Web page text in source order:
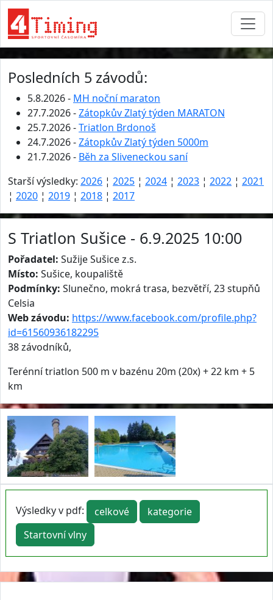
Posledních 5 závodů:
5.8.2026 - MH noční maraton
27.7.2026 -Zátopkův Zlatý týden MARATON
25.7.2026 -Triatlon Brdonoš
24.7.2026 -Zátopkův Zlatý týden 5000m
21.7.2026 - Běh za Sliveneckou saní
Starší výsledky: 2026 ¦ 2025 ¦ 2024 ¦ 2023 ¦ 2022 ¦ 2021
¦ 2020 ¦ 2019 ¦ 2018 ¦ 2017
S Triatlon Sušice - 6.9.2025 10:00
Pořadatel: Sužije Sušice z.s.
Místo: Sušice, koupaliště
Podmínky: Slunečno, mokrá trasa, bezvětří, 23 stupňů
Celsia
Web závodu: https://www.facebook.com/profile.php?
id=61560936182295
38 závodníků,
Terénní triatlon 500 m v bazénu 20m (20x) + 22 km + 5
km
Výsledky v pdf: celkové
kategorie
Startovní vlny